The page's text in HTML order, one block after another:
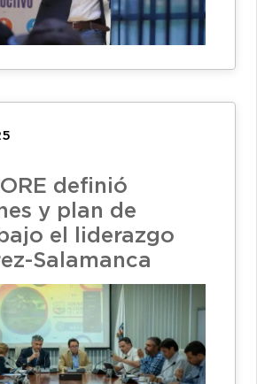
definió
y plan de
el liderazgo
Salamanca